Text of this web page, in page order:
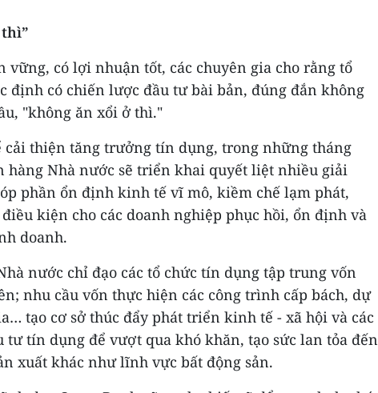
vững, có lợi nhuận tốt, các chuyên gia cho rằng tổ
định có chiến lược đầu tư bài bản, đúng đắn không
"không ăn xổi ở thì."
cải thiện tăng trưởng tín dụng, trong những tháng
hàng Nhà nước sẽ triển khai quyết liệt nhiều giải
phần ổn định kinh tế vĩ mô, kiềm chế lạm phát,
kiện cho các doanh nghiệp phục hồi, ổn định và
doanh.
nước chỉ đạo các tổ chức tín dụng tập trung vốn
nhu cầu vốn thực hiện các công trình cấp bách, dự
tạo cơ sở thúc đẩy phát triển kinh tế - xã hội và các
tư tín dụng để vượt qua khó khăn, tạo sức lan tỏa đến
xuất khác như lĩnh vực bất động sản.